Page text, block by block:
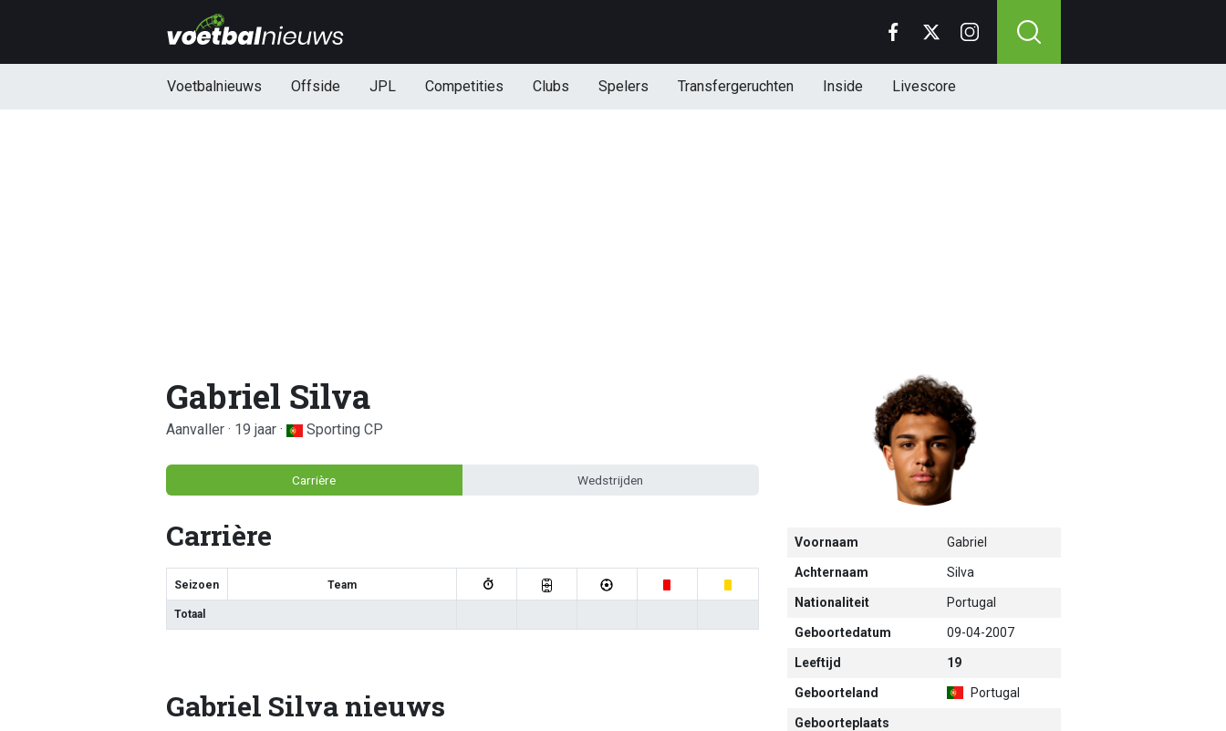
Voetbalnieuws Offside JPL Competities Clubs Spelers Transfergeruchten Inside Livescore
Gabriel Silva
Aanvaller · 19 jaar · Sporting CP
Carrière Wedstrijden
Carrière
Seizoen Team
Totaal
Gabriel Silva nieuws
Voornaam Gabriel
Achternaam Silva
Nationaliteit Portugal
Geboortedatum 09-04-2007
Leeftijd 19
Geboorteland Portugal
Geboorteplaats